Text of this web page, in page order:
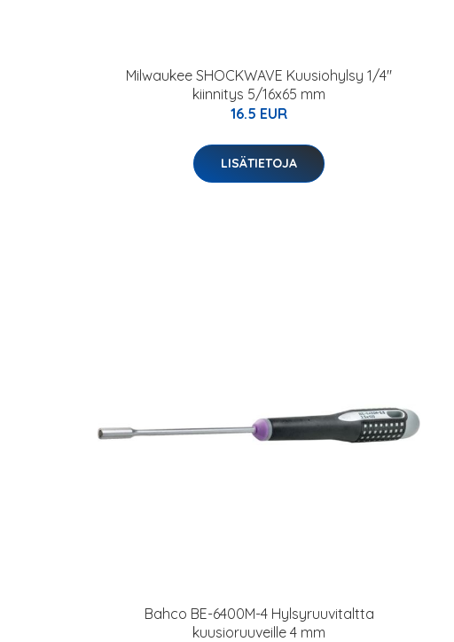
Milwaukee SHOCKWAVE Kuusiohylsy 1/4"
kiinnitys 5/16x65 mm
16.5 EUR
LISÄTIETOJA
Bahco BE-6400M-4 Hylsyruuvitaltta
kuusioruuveille 4 mm